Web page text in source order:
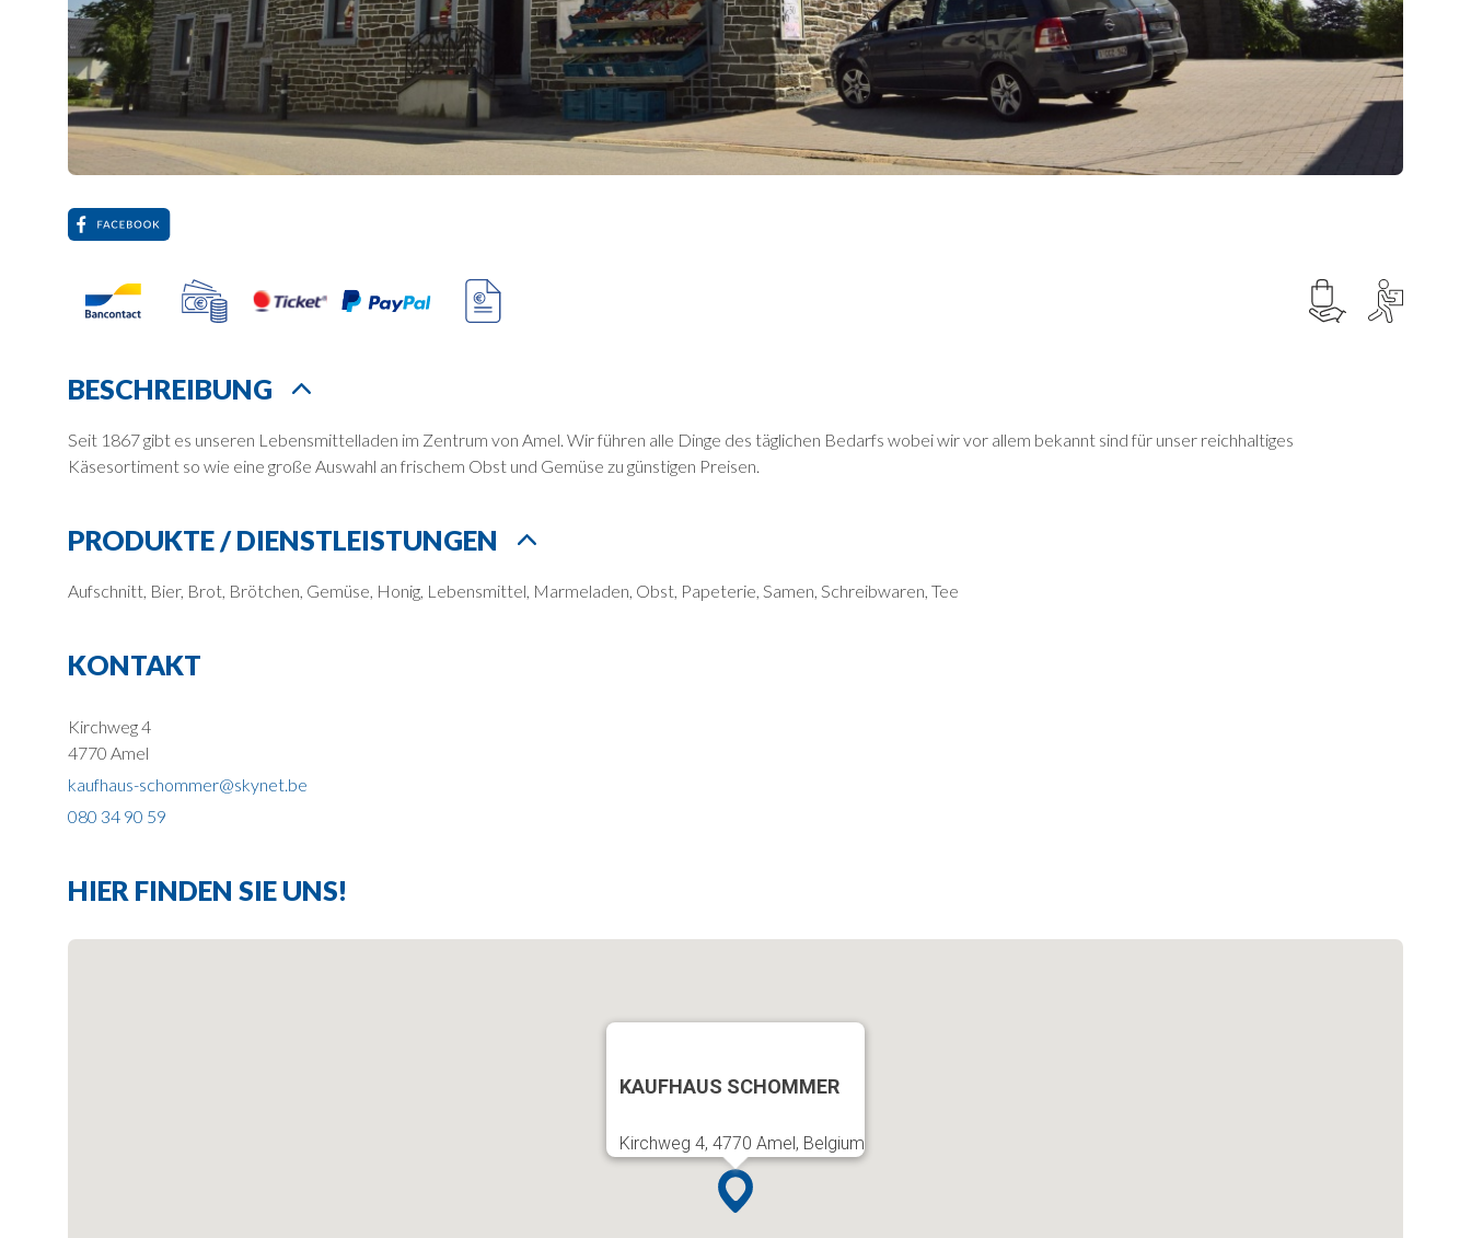
BESCHREIBUNG
Seit 1867 gibt es unseren Lebensmittelladen im Zentrum von Amel. Wir führen alle Dinge des täglichen Bedarfs wobei wir vor allem bekannt sind für unser reichhaltiges
Käsesortiment so wie eine große Auswahl an frischem Obst und Gemüse zu günstigen Preisen.
PRODUKTE / DIENSTLEISTUNGEN
Aufschnitt, Bier, Brot, Brötchen, Gemüse, Honig, Lebensmittel, Marmeladen, Obst, Papeterie, Samen, Schreibwaren, Tee
KONTAKT
Kirchweg 4
4770 Amel
kaufhaus-schommer@skynet.be
080 34 90 59
HIER FINDEN SIE UNS!
KAUFHAUS SCHOMMER
Kirchweg 4, 4770 Amel, Belgium